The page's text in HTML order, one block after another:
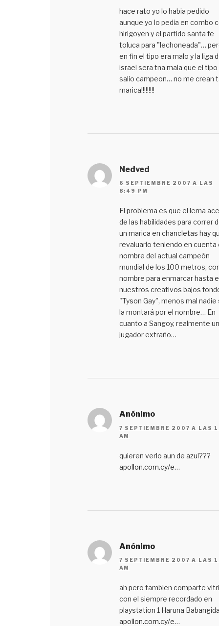
hace rato yo lo habia pedido
aunque yo lo pedia en combo
hirigoyen y el partido santa fe
toluca para "lechoneada"…
en fin el tipo era malo y la liga
israel sera tna mala que el tipo
salio campeon… no me crean
marica!!!!!!!!!
Nedved
6 SEPTIEMBRE 2007 A LAS
8:49 PM
El problema es que el lema
de las habilidades para correr
un marica en chancletas hay
revaluarlo teniendo en cuenta
nombre del actual campeón
mundial de los 100 metros,
nombre para enmarcar hasta
nuestros creativos bajos
"Tyson Gay", menos mal nadie
la montará por el nombre… En
cuanto a Sangoy, realmente un
jugador extraño…
Anónimo
7 SEPTIEMBRE 2007 A LAS
AM
quieren verlo aun de azul???
apollon.com.cy/e…
Anónimo
7 SEPTIEMBRE 2007 A LAS
AM
ah pero tambien comparte
con el siempre recordado en
playstation 1 Haruna
apollon.com.cy/e…